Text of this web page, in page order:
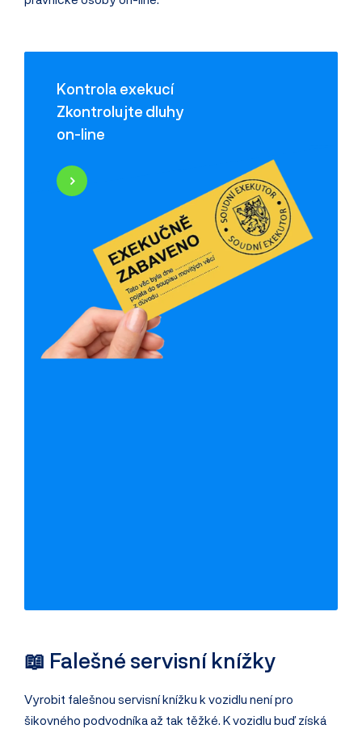
Kontrola exekucí
Zkontrolujte dluhy
on-line
📖 Falešné servisní knížky
Vyrobit falešnou servisní knížku k vozidlu není pro
šikovného podvodníka až tak těžké. K vozidlu buď získá